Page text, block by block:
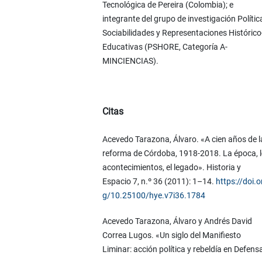
Tecnológica de Pereira (Colombia); e
integrante del grupo de investigación
Sociabilidades y Representaciones
Educativas (PSHORE, Categoría A-
MINCIENCIAS).
Citas
Acevedo Tarazona, Álvaro. «A cien años de
reforma de Córdoba, 1918-2018. La época,
acontecimientos, el legado». Historia y
Espacio 7, n.º 36 (2011): 1–14. https://
g/10.25100/hye.v7i36.1784
Acevedo Tarazona, Álvaro y Andrés David
Correa Lugos. «Un siglo del Manifiesto
Liminar: acción política y rebeldía en